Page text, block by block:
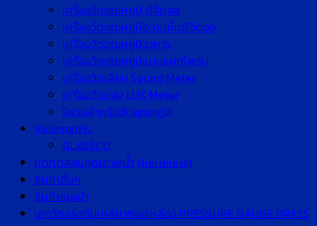
เครื่องวัดอุณหภูมิ ดิจิตอล
เครื่องวัดอุณหภูมิความชื้นดิจิตอล
เครื่องวัดอุณหภูมิอาหาร
เครื่องวัดอุณหภูมิแบบแยกโพรบ
เครื่องวัดเสียง Sound Meter
เครื่องวัดแสง LUX Meter
โพรบสำหรับวัดอุณหภูมิ
Volumetric
GLASSCO
ชุดทดสอบคุณภาพน้ำ (hardness)
สินค้าอื่นๆ
สินค้าแนะนำ
เกจวัดแรงดันเกลียวทองเหลือง PRESSURE GAUGE BRASS